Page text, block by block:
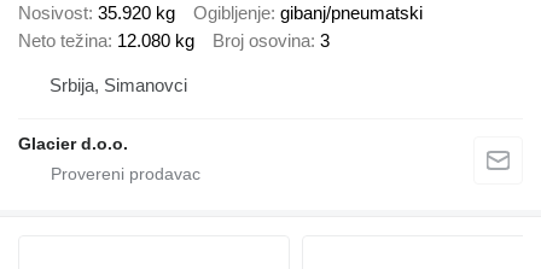
Nosivost 35.920 kg Ogibljenje gibanj/pneumatski
Neto težina 12.080 kg Broj osovina 3
Srbija, Simanovci
Glacier d.o.o.